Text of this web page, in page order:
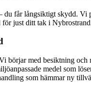
får långsiktigt skydd.
just ditt tak i
börjar med besiktning
medel som
som hämmar ny